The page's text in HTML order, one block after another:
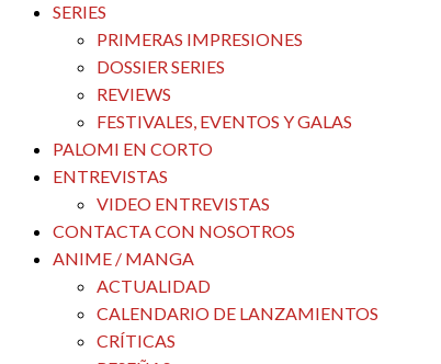
SERIES
PRIMERAS IMPRESIONES
DOSSIER SERIES
REVIEWS
FESTIVALES, EVENTOS Y GALAS
PALOMI EN CORTO
ENTREVISTAS
VIDEO ENTREVISTAS
CONTACTA CON NOSOTROS
ANIME / MANGA
ACTUALIDAD
CALENDARIO DE LANZAMIENTOS
CRÍTICAS